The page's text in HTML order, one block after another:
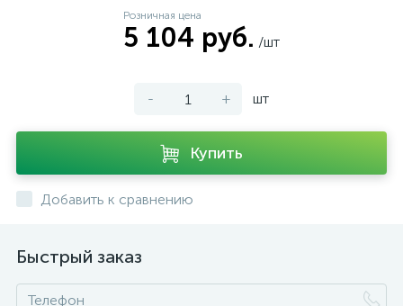
Розничная цена
5 104 руб. /шт
- + шт
Купить
Добавить к сравнению
Быстрый заказ